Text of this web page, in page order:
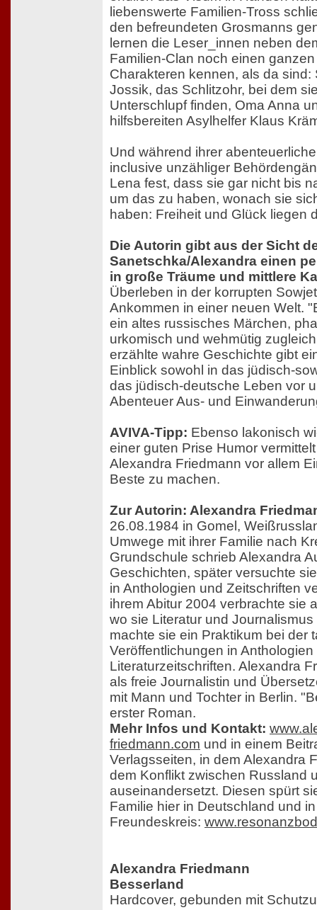
liebenswerte Familien-Tross
den befreundeten Grosmanns
lernen die Leser_innen neben
Familien-Clan noch einen
Charakteren kennen, als da sind:
Jossik, das Schlitzohr, bei dem
Unterschlupf finden, Oma Anna
hilfsbereiten Asylhelfer Klaus
Und während ihrer
inclusive unzähliger
Lena fest, dass sie gar nicht bis
um das zu haben, wonach sie
haben: Freiheit und Glück liegen
Die Autorin gibt aus der Sicht
Sanetschka/Alexandra einen
in große Träume und mittlere
Überleben in der korrupten
Ankommen in einer neuen Welt.
ein altes russisches Märchen,
urkomisch und wehmütig
erzählte wahre Geschichte gibt
Einblick sowohl in das jüdisch-
das jüdisch-deutsche Leben vor
Abenteuer Aus- und
AVIVA-Tipp: Ebenso lakonisch
einer guten Prise Humor
Alexandra Friedmann vor allem
Beste zu machen.
Zur Autorin: Alexandra
26.08.1984 in Gomel,
Umwege mit ihrer Familie nach
Grundschule schrieb Alexandra
Geschichten, später versuchte
in Anthologien und Zeitschriften
ihrem Abitur 2004 verbrachte sie
wo sie Literatur und
machte sie ein Praktikum bei der
Veröffentlichungen in Anthologien
Literaturzeitschriften. Alexandra
als freie Journalistin und
mit Mann und Tochter in Berlin.
erster Roman.
Mehr Infos und Kontakt:
friedmann.com und in einem
Verlagsseiten, in dem Alexandra
dem Konflikt zwischen Russland
auseinandersetzt. Diesen spürt
Familie hier in Deutschland und
Freundeskreis:
Alexandra Friedmann
Besserland
Hardcover, gebunden mit